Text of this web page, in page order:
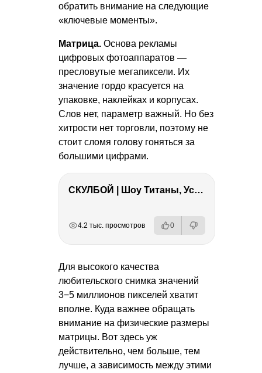
обратить внимание на следующие
«ключевые моменты».
Матрица. Основа рекламы
цифровых фотоаппаратов —
пресловутые мегапиксели. Их
значение гордо красуется на
упаковке, наклейках и корпусах.
Слов нет, параметр важный. Но без
хитрости нет торговли, поэтому не
стоит сломя голову гоняться за
большими цифрами.
СКУЛБОЙ | Шоу Титаны, Усейн Болт, Ларрат, Зашквар!
4.2 тыс. просмотров 0
Для высокого качества
любительского снимка значений
3−5 миллионов пикселей хватит
вполне. Куда важнее обращать
внимание на физические размеры
матрицы. Вот здесь уж
действительно, чем больше, тем
лучше, а зависимость между этими